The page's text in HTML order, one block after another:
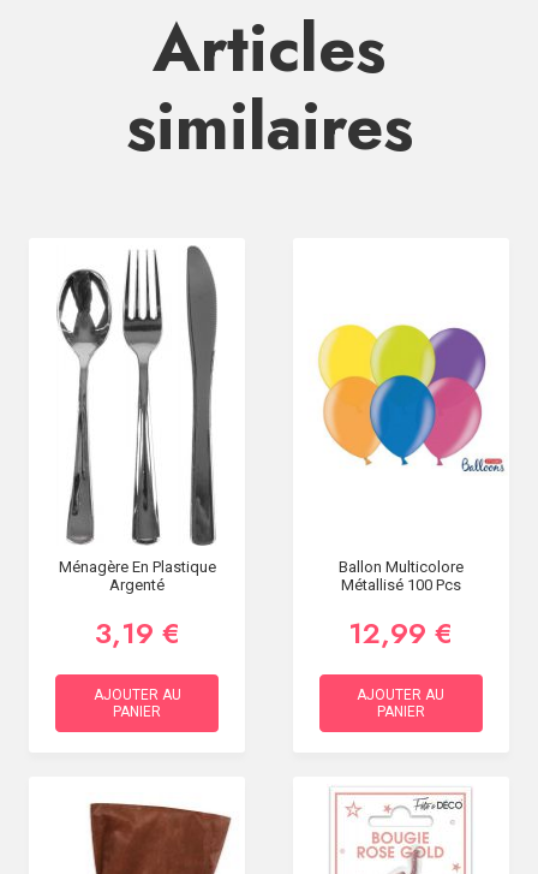
Articles
similaires
Ménagère En Plastique
Argenté
3,19 €
AJOUTER AU
PANIER
Ballon Multicolore
Métallisé 100 Pcs
12,99 €
AJOUTER AU
PANIER